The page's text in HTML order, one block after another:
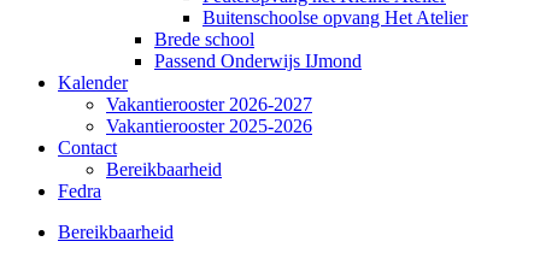
Buitenschoolse opvang Het Atelier
Brede school
Passend Onderwijs IJmond
Kalender
Vakantierooster 2026-2027
Vakantierooster 2025-2026
Contact
Bereikbaarheid
Fedra
Bereikbaarheid